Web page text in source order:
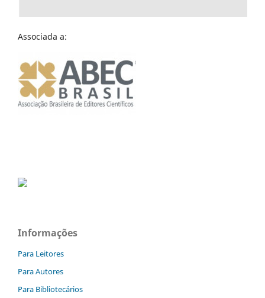
Associada a:
Informações
Para Leitores
Para Autores
Para Bibliotecários